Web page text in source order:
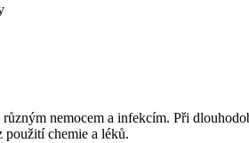
nemocem a infekcím. Při
použití chemie a léků.